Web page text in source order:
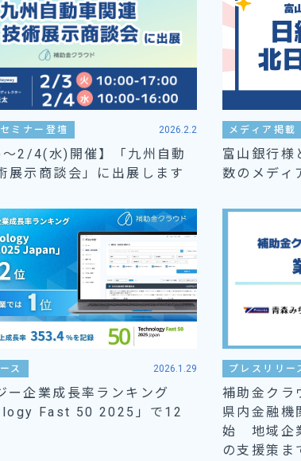
ミナー登壇 2026.2.2
～2/4(水)開催】「九州自動
展示商談会」に出展します
メディア掲載
富山銀行様
数のメディ
ス 2026.1.29
ー企業成長率ランキング
Fast 50 2025」で12
プレスリリー
補助金クラ
県内金融機
始 地域企
の支援策ま